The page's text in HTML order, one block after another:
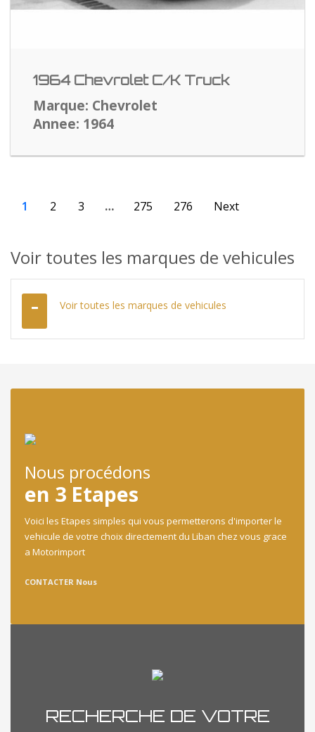
1964 Chevrolet C/K Truck
Marque: Chevrolet
Annee: 1964
1 2 3 … 275 276 Next
Voir toutes les marques de vehicules
Voir toutes les marques de vehicules
Nous procédons
en 3 Etapes
Voici les Etapes simples qui vous permetterons d'importer le
vehicule de votre choix directement du Liban chez vous grace
a Motorimport
CONTACTER Nous
RECHERCHE DE VOTRE